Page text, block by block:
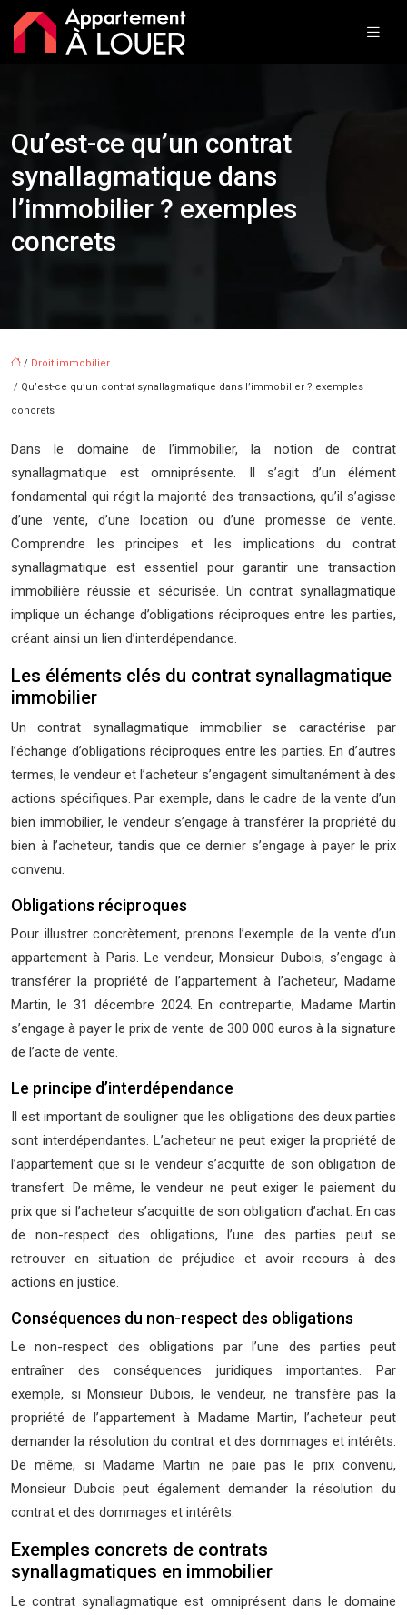
Qu’est-ce qu’un contrat
synallagmatique dans
l’immobilier ? exemples
concrets
/ Droit immobilier
/ Qu’est-ce qu’un contrat synallagmatique dans l’immobilier ? exemples
concrets
Dans le domaine de l’immobilier, la notion de contrat
synallagmatique est omniprésente. Il s’agit d’un élément
fondamental qui régit la majorité des transactions, qu’il s’agisse
d’une vente, d’une location ou d’une promesse de vente.
Comprendre les principes et les implications du contrat
synallagmatique est essentiel pour garantir une transaction
immobilière réussie et sécurisée. Un contrat synallagmatique
implique un échange d’obligations réciproques entre les parties,
créant ainsi un lien d’interdépendance.
Les éléments clés du contrat synallagmatique
immobilier
Un contrat synallagmatique immobilier se caractérise par
l’échange d’obligations réciproques entre les parties. En d’autres
termes, le vendeur et l’acheteur s’engagent simultanément à des
actions spécifiques. Par exemple, dans le cadre de la vente d’un
bien immobilier, le vendeur s’engage à transférer la propriété du
bien à l’acheteur, tandis que ce dernier s’engage à payer le prix
convenu.
Obligations réciproques
Pour illustrer concrètement, prenons l’exemple de la vente d’un
appartement à Paris. Le vendeur, Monsieur Dubois, s’engage à
transférer la propriété de l’appartement à l’acheteur, Madame
Martin, le 31 décembre 2024. En contrepartie, Madame Martin
s’engage à payer le prix de vente de 300 000 euros à la signature
de l’acte de vente.
Le principe d’interdépendance
Il est important de souligner que les obligations des deux parties
sont interdépendantes. L’acheteur ne peut exiger la propriété de
l’appartement que si le vendeur s’acquitte de son obligation de
transfert. De même, le vendeur ne peut exiger le paiement du
prix que si l’acheteur s’acquitte de son obligation d’achat. En cas
de non-respect des obligations, l’une des parties peut se
retrouver en situation de préjudice et avoir recours à des
actions en justice.
Conséquences du non-respect des obligations
Le non-respect des obligations par l’une des parties peut
entraîner des conséquences juridiques importantes. Par
exemple, si Monsieur Dubois, le vendeur, ne transfère pas la
propriété de l’appartement à Madame Martin, l’acheteur peut
demander la résolution du contrat et des dommages et intérêts.
De même, si Madame Martin ne paie pas le prix convenu,
Monsieur Dubois peut également demander la résolution du
contrat et des dommages et intérêts.
Exemples concrets de contrats
synallagmatiques en immobilier
Le contrat synallagmatique est omniprésent dans le domaine